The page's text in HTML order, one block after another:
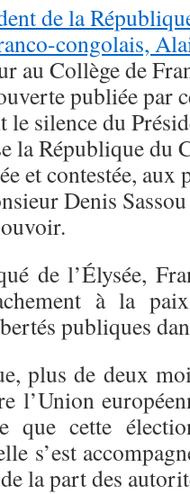
de la
congolais,
au Collège de
publiée par
silence du
la République du
et contestée, aux
Denis
de l’Élysée,
à la
publiques
plus de deux
l’Union
que cette
s’est
la part des